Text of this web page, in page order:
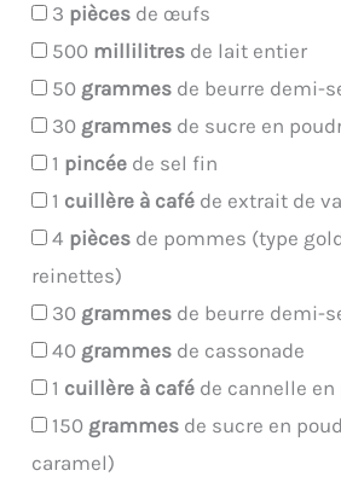
3 pièces de œufs
500 millilitres de lait entier
50 grammes de beurre demi-
30 grammes de sucre en
1 pincée de sel fin
1 cuillère à café de extrait de
4 pièces de pommes (type
reinettes)
30 grammes de beurre demi-
40 grammes de cassonade
1 cuillère à café de cannelle en
150 grammes de sucre en
caramel)